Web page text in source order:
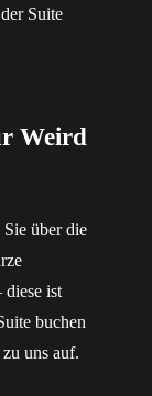
Suite
Weird
über die
diese ist
buchen
uns auf.